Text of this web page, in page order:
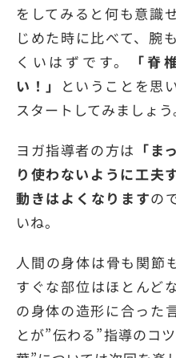
をしてみると何も意識
じめた時に比べて、腕
くいはずです。
「脊
い！」 ということを思
スタートしてみましょう
ヨガ指導者の方は 「ま
り使わないように工夫
動きはよくなりますの
いね。
人間の身体は骨も関節
すぐな部位はほとんど
の身体の造形に合った
とが”伝わる”指導のコ